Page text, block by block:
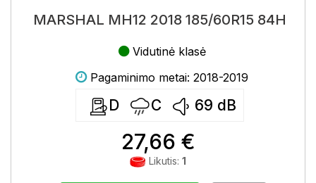
MARSHAL MH12 2018 185/60R15 84H
Vidutinė klasė
Pagaminimo metai: 2018-2019
D C 69 dB
27,66 €
Likutis: 1